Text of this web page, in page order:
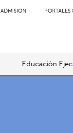
ADMISIÓN PORTALES
Educación